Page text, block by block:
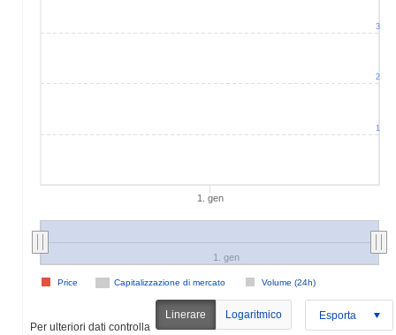
1. gen
Capitalizzazione di mercato Volume (24h)
Price
1. gen
1
2
3
Per ulteriori dati controlla
Linerare Logaritmico Esporta